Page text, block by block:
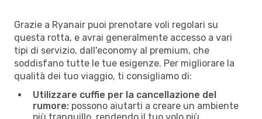
Grazie a Ryanair puoi prenotare voli regolari su
questa rotta, e avrai generalmente accesso a vari
tipi di servizio, dall'economy al premium, che
soddisfano tutte le tue esigenze. Per migliorare la
qualità dei tuo viaggio, ti consigliamo di:
Utilizzare cuffie per la cancellazione del
rumore: possono aiutarti a creare un ambiente